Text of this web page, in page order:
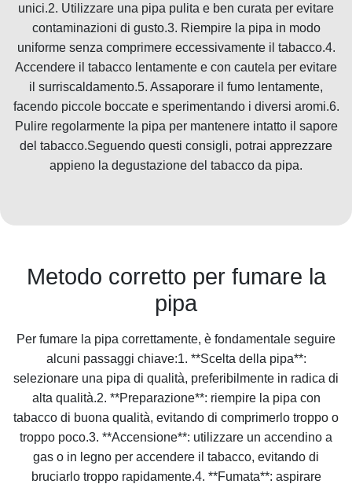
unici.2. Utilizzare una pipa pulita e ben curata per evitare
contaminazioni di gusto.3. Riempire la pipa in modo
uniforme senza comprimere eccessivamente il tabacco.4.
Accendere il tabacco lentamente e con cautela per evitare
il surriscaldamento.5. Assaporare il fumo lentamente,
facendo piccole boccate e sperimentando i diversi aromi.6.
Pulire regolarmente la pipa per mantenere intatto il sapore
del tabacco.Seguendo questi consigli, potrai apprezzare
appieno la degustazione del tabacco da pipa.
Metodo corretto per fumare la
pipa
Per fumare la pipa correttamente, è fondamentale seguire
alcuni passaggi chiave:1. **Scelta della pipa**:
selezionare una pipa di qualità, preferibilmente in radica di
alta qualità.2. **Preparazione**: riempire la pipa con
tabacco di buona qualità, evitando di comprimerlo troppo o
troppo poco.3. **Accensione**: utilizzare un accendino a
gas o in legno per accendere il tabacco, evitando di
bruciarlo troppo rapidamente.4. **Fumata**: aspirare